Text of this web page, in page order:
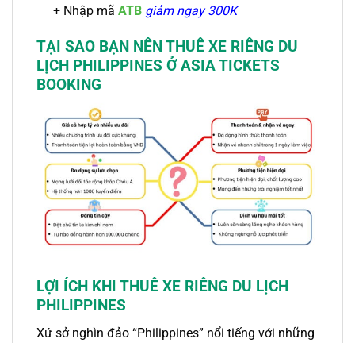
+ Nhập mã ATB giảm ngay 300K
TẠI SAO BẠN NÊN THUÊ XE RIÊNG DU
LỊCH PHILIPPINES Ở ASIA TICKETS
BOOKING
LỢI ÍCH KHI THUÊ XE RIÊNG DU LỊCH
PHILIPPINES
Xứ sở nghìn đảo “Philippines” nổi tiếng với những